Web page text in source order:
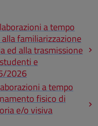
a tempo
familiarizzazione
ed alla trasmissione
e
2026
a tempo
fisico di
e/o visiva